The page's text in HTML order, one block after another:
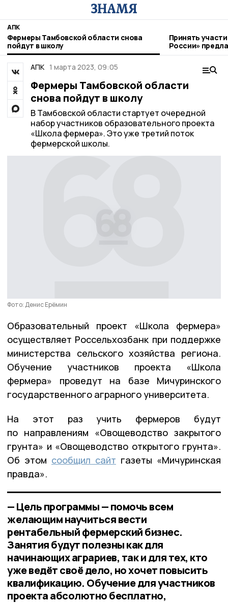
АПК
Фермеры Тамбовской области снова
пойдут в школу
Принять
России»
фермерам
АПК 1 марта 2023, 09:05
Фермеры Тамбовской области
снова пойдут в школу
В Тамбовской области стартует очередной
набор участников образовательного проекта
«Школа фермера». Это уже третий поток
фермерской школы.
Фото: Денис Ерёмин
Образовательный проект «Школа фермера»
осуществляет Россельхозбанк при поддержке
министерства сельского хозяйства региона.
Обучение участников проекта «Школа
фермера» проведут на базе Мичуринского
государственного аграрного университета.
На этот раз учить фермеров будут
по направлениям «Овощеводство закрытого
грунта» и «Овощеводство открытого грунта».
Об этом сообщил сайт газеты «Мичуринская
правда».
— Цель программы — помочь всем
желающим научиться вести
рентабельный фермерский бизнес.
Занятия будут полезны как для
начинающих аграриев, так и для тех, кто
уже ведёт своё дело, но хочет повысить
квалификацию. Обучение для участников
проекта абсолютно бесплатно,